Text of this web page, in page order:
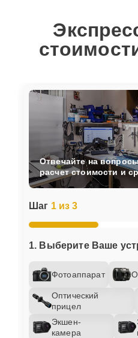
Шаг 1 из 3
1. Выберите Ваше
Фотоаппарат
Оптический
прицел
Экшен-
камера
Отвечайте на
расчет стоимости и